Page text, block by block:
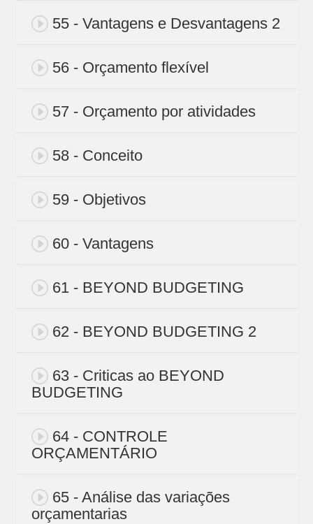
55 - Vantagens e Desvantagens 2
56 - Orçamento flexível
57 - Orçamento por atividades
58 - Conceito
59 - Objetivos
60 - Vantagens
61 - BEYOND BUDGETING
62 - BEYOND BUDGETING 2
63 - Criticas ao BEYOND
BUDGETING
64 - CONTROLE
ORÇAMENTÁRIO
65 - Análise das variações
orçamentarias